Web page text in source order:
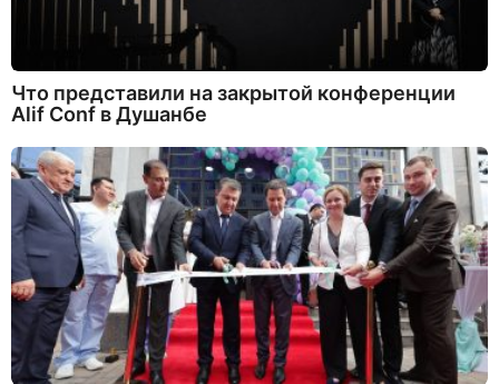
Что представили на закрытой конференции
Alif Conf в Душанбе